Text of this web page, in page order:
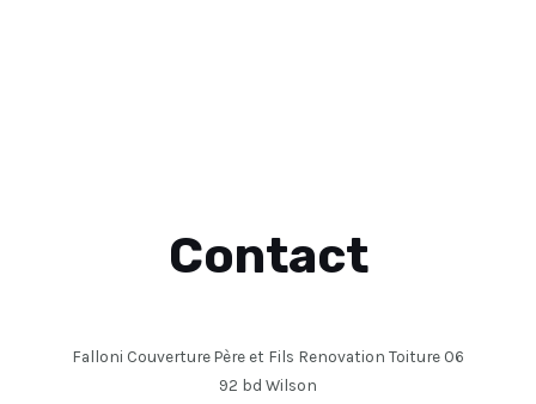
Contact
Falloni Couverture Père et Fils Renovation Toiture 06
92 bd Wilson